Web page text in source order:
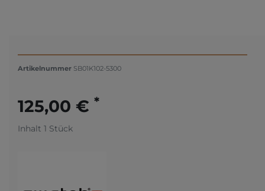
Artikelnummer SB01K102-5300
125,00 € *
Inhalt 1 Stück